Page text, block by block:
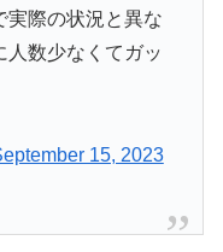
実際の状況と異な
人数少なくてガッ
15, 2023